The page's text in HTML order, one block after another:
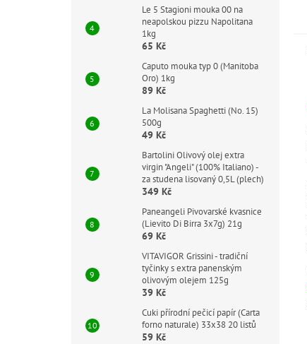
Le 5 Stagioni mouka 00 na
neapolskou pizzu Napolitana
1kg
65 Kč
Caputo mouka typ 0 (Manitoba
Oro) 1kg
89 Kč
La Molisana Spaghetti (No. 15)
500g
49 Kč
Bartolini Olivový olej extra
virgin "Angeli" (100% Italiano) -
za studena lisovaný 0,5L (plech)
349 Kč
Paneangeli Pivovarské kvasnice
(Lievito Di Birra 3x7g) 21g
69 Kč
VITAVIGOR Grissini - tradiční
tyčinky s extra panenským
olivovým olejem 125g
39 Kč
Cuki přírodní pečicí papír (Carta
forno naturale) 33x38 20 listů
59 Kč